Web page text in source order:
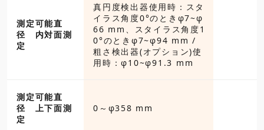
測定可能直
径 内対面測
定
真円度検出器使用時：スタ
イラス角度0°のときφ7~φ
66 mm、スタイラス角度1
0°のときφ7~φ94 mm /
粗さ検出器(オプション)使
用時：φ10~φ91.3 mm
測定可能直
径 上下面測
定
0～φ358 mm